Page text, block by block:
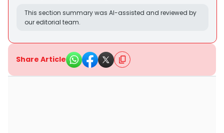
This section summary was AI-assisted and reviewed by
our editorial team.
Share Article